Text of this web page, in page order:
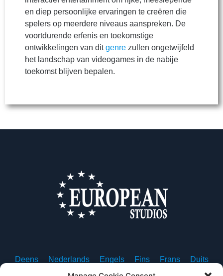
en diep persoonlijke ervaringen te creëren die
spelers op meerdere niveaus aanspreken. De
voortdurende erfenis en toekomstige
ontwikkelingen van ditgenre zullen ongetwijfeld
het landschap van videogames in de nabije
toekomst blijven bepalen.
Deens Nederlands Engels Fins Frans
Duits
Italiaans Noors Pools